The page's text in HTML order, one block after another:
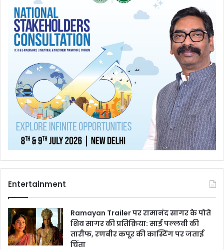
Entertainment
Ramayan Trailer पर रामानंद सागर के पोते
शिव सागर की प्रतिक्रिया: साई पल्लवी की
तारीफ, रणबीर कपूर की कास्टिंग पर जताई
चिंता